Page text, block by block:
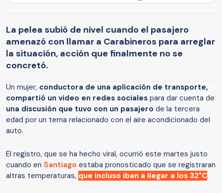
La pelea subió de nivel cuando el pasajero
amenazó con llamar a Carabineros para arreglar
la situación, acción que finalmente no se
concretó.
Un mujer, conductora de una aplicación de transporte,
compartió un video en redes sociales para dar cuenta de
una discusión que tuvo con un pasajero de la tercera
edad por un tema relacionado con el aire acondicionado del
auto.
El registro, que se ha hecho viral, ocurrió este martes justo
cuando en Santiago estaba pronosticado que se registraran
altras temperaturas, que incluso iban a llegar a los 32°C.